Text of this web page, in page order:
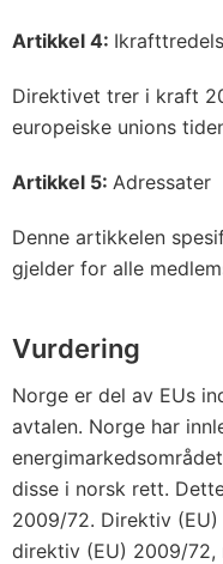
Artikkel 4:
Direktivet trer i kraft
europeiske unions
Artikkel 5: Adressater
Denne artikkelen
gjelder for alle
Vurdering
Norge er del av EUs
avtalen. Norge har
disse i norsk rett.
2009/72. Direktiv
direktiv (EU) 2009/72,